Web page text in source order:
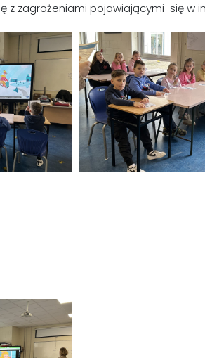
z zagrożeniami pojawiającymi się w